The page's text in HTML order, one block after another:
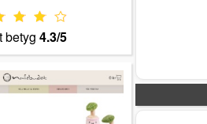
betyg 4.3/5